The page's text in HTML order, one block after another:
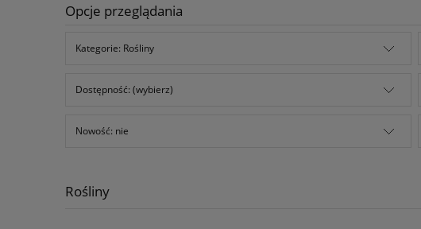
Opcje przeglądania
Kategorie: Rośliny
Dostępność: (wybierz)
Nowość: nie
Rośliny